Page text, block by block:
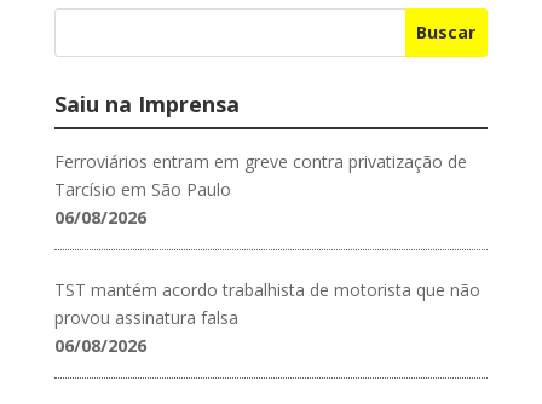
Buscar
Saiu na Imprensa
Ferroviários entram em greve contra privatização de
Tarcísio em São Paulo
06/08/2026
TST mantém acordo trabalhista de motorista que não
provou assinatura falsa
06/08/2026